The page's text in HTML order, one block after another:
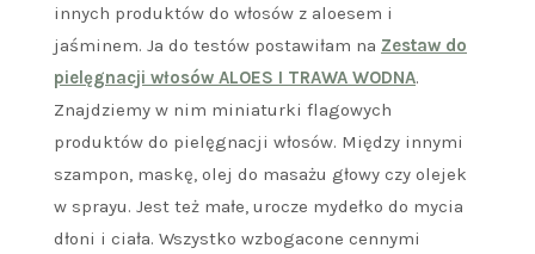
innych produktów do włosów z aloesem i
jaśminem. Ja do testów postawiłam na Zestaw do
pielęgnacji włosów ALOES I TRAWA WODNA.
Znajdziemy w nim miniaturki flagowych
produktów do pielęgnacji włosów. Między innymi
szampon, maskę, olej do masażu głowy czy olejek
w sprayu. Jest też małe, urocze mydełko do mycia
dłoni i ciała. Wszystko wzbogacone cennymi